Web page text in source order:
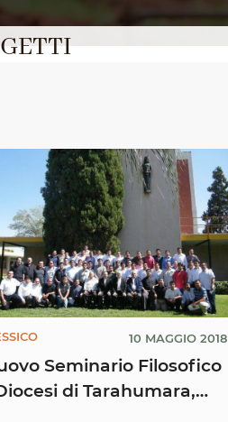
10 MAGGIO 2018
Seminario Filosofico
di Tarahumara,